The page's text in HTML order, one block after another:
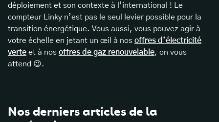
déploiement et son contexte à l’international ! Le
compteur Linky n’est pas le seul levier possible pour la
transition énergétique. Vous aussi, vous pouvez agir à
votre échelle en jetant un œil à nos offres d’électricité
verte et à nos offres de gaz renouvelable, on vous
attend 😉.
Nos derniers articles de la